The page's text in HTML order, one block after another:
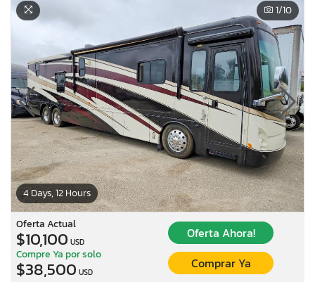
4 Days, 12 Hours
1/10
Oferta Actual
$10,100 USD
Oferta Ahora!
Compre Ya por solo
$38,500 USD
Comprar Ya